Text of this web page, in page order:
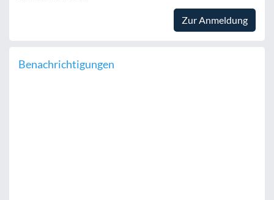
Zur Anmeldung
Benachrichtigungen